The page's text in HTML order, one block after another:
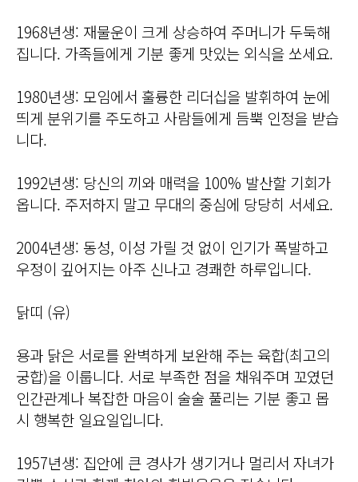
1968년생: 재물운이 크게 상승하여 주머니가 두둑해
집니다. 가족들에게 기분 좋게 맛있는 외식을 쏘세요.
1980년생: 모임에서 훌륭한 리더십을 발휘하여 눈에
띄게 분위기를 주도하고 사람들에게 듬뿍 인정을 받습
니다.
1992년생: 당신의 끼와 매력을 100% 발산할 기회가
옵니다. 주저하지 말고 무대의 중심에 당당히 서세요.
2004년생: 동성, 이성 가릴 것 없이 인기가 폭발하고
우정이 깊어지는 아주 신나고 경쾌한 하루입니다.
닭띠 (유)
용과 닭은 서로를 완벽하게 보완해 주는 육합(최고의
궁합)을 이룹니다. 서로 부족한 점을 채워주며 꼬였던
인간관계나 복잡한 마음이 술술 풀리는 기분 좋고 몹
시 행복한 일요일입니다.
1957년생: 집안에 큰 경사가 생기거나 멀리서 자녀가